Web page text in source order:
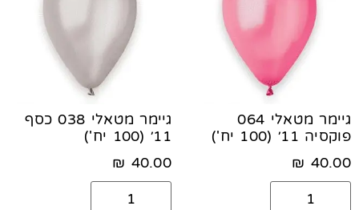
גיימר מטאלי 064
פוקסיה 11׳ (100 יח')
40.00
₪
גיימר מטאלי 038 כסף
11׳ (100 יח')
40.00
₪